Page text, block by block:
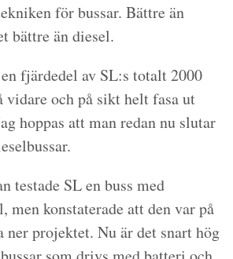
för bussar. Bättre än
bättre än diesel.
fjärdedel av SL:s totalt 2000
vidare och på sikt helt fasa ut
hoppas att man redan nu slutar
testade SL en buss med
men konstaterade att den var på
projektet. Nu är det snart hög